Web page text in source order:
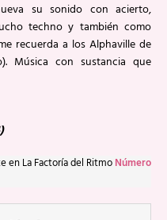
su sonido con acierto,
techno y también como
recuerda a los Alphaville de
Música con sustancia que
en La Factoría del Ritmo Número